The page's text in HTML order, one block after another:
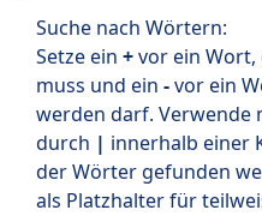
Suche nach Wörtern:
Setze ein +vor ein
muss und ein -vor ein
werden darf.
durch | innerhalb einer
der Wörter gefunden
als Platzhalter für